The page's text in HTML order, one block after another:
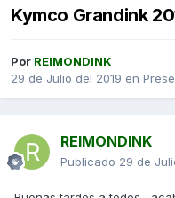
Kymco Grandink
Por REIMONDINK
29 de Julio del 2019 en
REIMONDINK
Publicado 29 de